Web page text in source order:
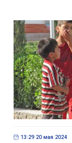
13:29 20 мая 2024